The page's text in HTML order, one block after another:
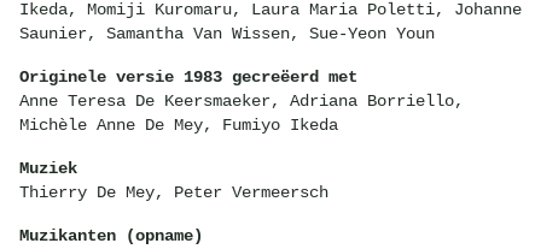
Ikeda, Momiji Kuromaru, Laura Maria Poletti, Johanne
Saunier, Samantha Van Wissen, Sue-Yeon Youn
Originele versie 1983 gecreëerd met
Anne Teresa De Keersmaeker, Adriana Borriello,
Michèle Anne De Mey, Fumiyo Ikeda
Muziek
Thierry De Mey, Peter Vermeersch
Muzikanten (opname)